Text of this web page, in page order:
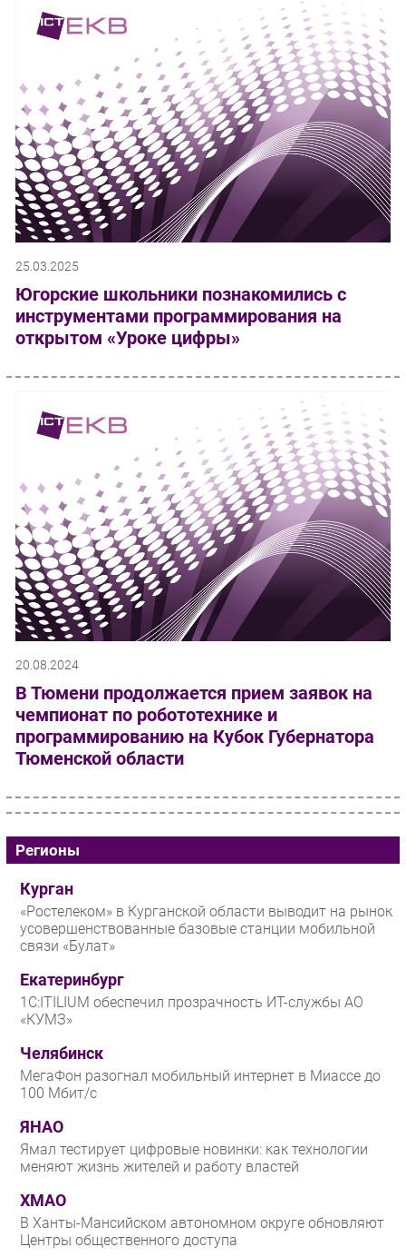
25.03.2025
Югорские школьники познакомились с
инструментами программирования на
открытом «Уроке цифры»
20.08.2024
В Тюмени продолжается прием заявок на
чемпионат по робототехнике и
программированию на Кубок Губернатора
Тюменской области
Регионы
Курган
«Ростелеком» в Курганской области выводит на рынок
усовершенствованные базовые станции мобильной
связи «Булат»
Екатеринбург
1С:ITILIUM обеспечил прозрачность ИТ-службы АО
«КУМЗ»
Челябинск
МегаФон разогнал мобильный интернет в Миассе до
100 Мбит/с
ЯНАО
Ямал тестирует цифровые новинки: как технологии
меняют жизнь жителей и работу властей
ХМАО
В Ханты-Мансийском автономном округе обновляют
Центры общественного доступа